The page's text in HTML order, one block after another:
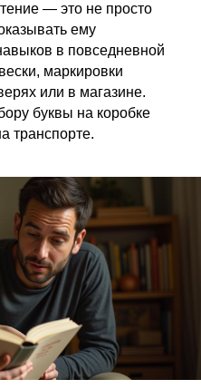
— это не просто
ему
в повседневной
маркировки
или в магазине.
буквы на коробке
транспорте.